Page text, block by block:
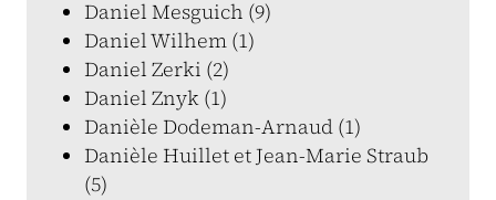
Daniel Mesguich (9)
Daniel Wilhem (1)
Daniel Zerki (2)
Daniel Znyk (1)
Danièle Dodeman-Arnaud (1)
Danièle Huillet et Jean-Marie Straub
(5)